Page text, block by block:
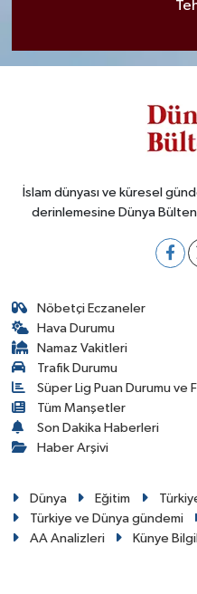
İslam dünyası ve küresel
derinlemesine Dünya
Nöbetçi Eczaneler
Hava Durumu
Namaz Vakitleri
Trafik Durumu
Süper Lig Puan Durumu ve
Tüm Manşetler
Son Dakika Haberleri
Haber Arşivi
Dünya Eğitim
Türkiye ve Dünya gündemi
AA Analizleri
Künye